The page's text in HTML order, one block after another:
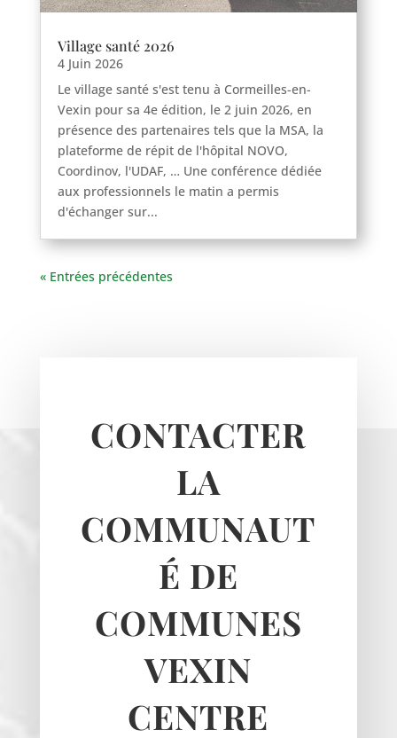
Haravilliers
Le Bellay-en-vexin
Le Heaulme
Le Perchay
Longuesse
Marines
Santeuil
Seraincourt
Village santé 2026
4 Juin 2026
Le village santé s'est tenu à Cormeilles-en-
Vexin pour sa 4e édition, le 2 juin 2026, en
présence des partenaires tels que la MSA, la
plateforme de répit de l'hôpital NOVO,
Coordinov, l'UDAF, … Une conférence dédiée
aux professionnels le matin a permis
d'échanger sur...
« Entrées précédentes
CONTACTER
LA
COMMUNAUT
É DE
COMMUNES
VEXIN
CENTRE